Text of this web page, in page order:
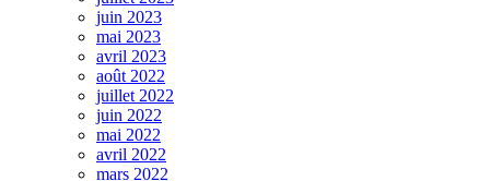
juin 2023
mai 2023
avril 2023
août 2022
juillet 2022
juin 2022
mai 2022
avril 2022
mars 2022